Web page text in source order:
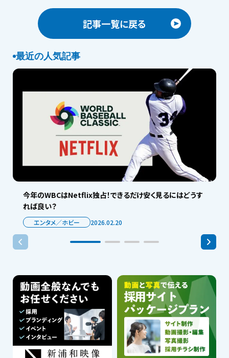
記事一覧に戻る
最近の人気記事
今年のWBCはNetflix独占！できるだけ安く見るにはどうす
れば良い？
エンタメ／ホビー 2026.02.20